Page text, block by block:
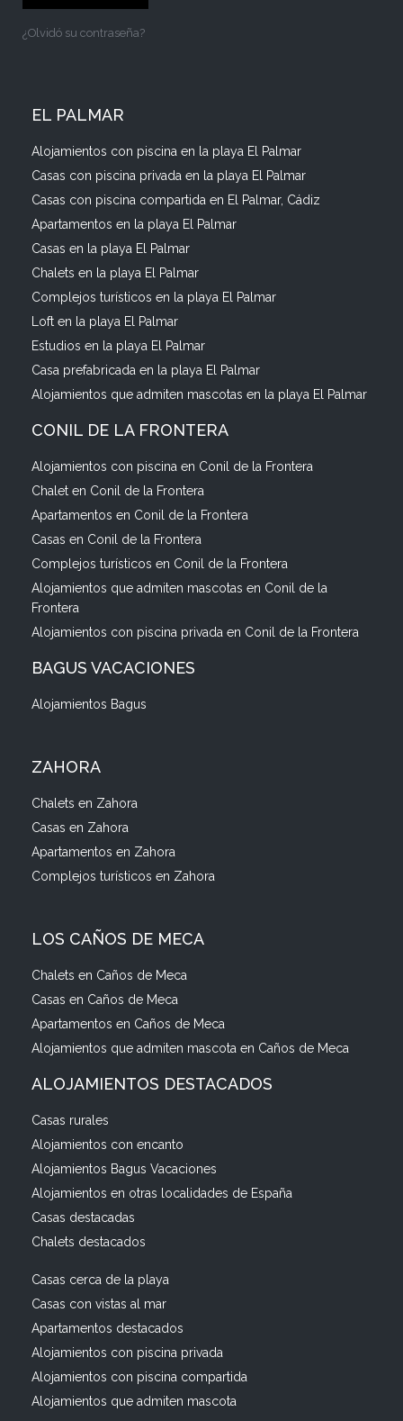
¿Olvidó su contraseña?
EL PALMAR
Alojamientos con piscina en la playa El Palmar
Casas con piscina privada en la playa El Palmar
Casas con piscina compartida en El Palmar, Cádiz
Apartamentos en la playa El Palmar
Casas en la playa El Palmar
Chalets en la playa El Palmar
Complejos turísticos en la playa El Palmar
Loft en la playa El Palmar
Estudios en la playa El Palmar
Casa prefabricada en la playa El Palmar
Alojamientos que admiten mascotas en la playa El Palmar
CONIL DE LA FRONTERA
Alojamientos con piscina en Conil de la Frontera
Chalet en Conil de la Frontera
Apartamentos en Conil de la Frontera
Casas en Conil de la Frontera
Complejos turísticos en Conil de la Frontera
Alojamientos que admiten mascotas en Conil de la
Frontera
Alojamientos con piscina privada en Conil de la Frontera
BAGUS VACACIONES
Alojamientos Bagus
ZAHORA
Chalets en Zahora
Casas en Zahora
Apartamentos en Zahora
Complejos turísticos en Zahora
LOS CAÑOS DE MECA
Chalets en Caños de Meca
Casas en Caños de Meca
Apartamentos en Caños de Meca
Alojamientos que admiten mascota en Caños de Meca
ALOJAMIENTOS DESTACADOS
Casas rurales
Alojamientos con encanto
Alojamientos Bagus Vacaciones
Alojamientos en otras localidades de España
Casas destacadas
Chalets destacados
Casas cerca de la playa
Casas con vistas al mar
Apartamentos destacados
Alojamientos con piscina privada
Alojamientos con piscina compartida
Alojamientos que admiten mascota